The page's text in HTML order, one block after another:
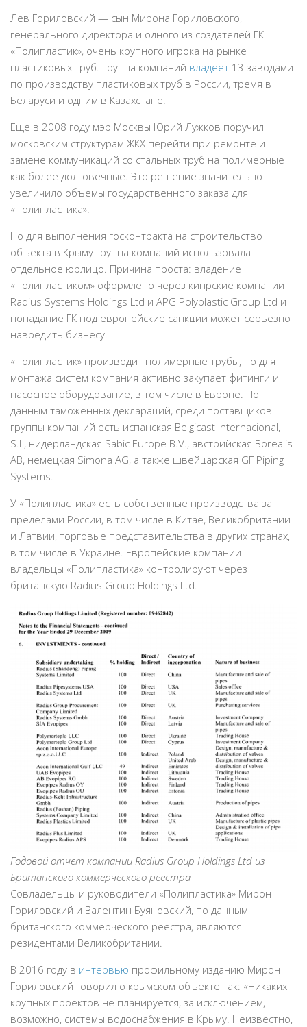
Лев Гориловский — сын Мирона Гориловского,
генерального директора и одного из создателей ГК
«Полипластик», очень крупного игрока на рынке
пластиковых труб. Группа компаний владеет 13 заводами
по производству пластиковых труб в России, тремя в
Беларуси и одним в Казахстане.
Еще в 2008 году мэр Москвы Юрий Лужков поручил
московским структурам ЖКХ перейти при ремонте и
замене коммуникаций со стальных труб на полимерные
как более долговечные. Это решение значительно
увеличило объемы государственного заказа для
«Полипластика».
Но для выполнения госконтракта на строительство
объекта в Крыму группа компаний использовала
отдельное юрлицо. Причина проста: владение
«Полипластиком» оформлено через кипрские компании
Radius Systems Holdings Ltd и APG Polyplastic Group Ltd и
попадание ГК под европейские санкции может серьезно
навредить бизнесу.
«Полипластик» производит полимерные трубы, но для
монтажа систем компания активно закупает фитинги и
насосное оборудование, в том числе в Европе. По
данным таможенных деклараций, среди поставщиков
группы компаний есть испанская Belgicast Internacional,
S.L, нидерландская Sabic Europe B.V., австрийская Borealis
AB, немецкая Simona AG, а также швейцарская GF Piping
Systems.
У «Полипластика» есть собственные производства за
пределами России, в том числе в Китае, Великобритании
и Латвии, торговые представительства в других странах,
в том числе в Украине. Европейские компании
владельцы «Полипластика» контролируют через
британскую Radius Group Holdings Ltd.
Годовой отчет компании Radius Group Holdings Ltd из
Британского коммерческого реестра
Совладельцы и руководители «Полипластика» Мирон
Гориловский и Валентин Буяновский, по данным
британского коммерческого реестра, являются
резидентами Великобритании.
В 2016 году в интервью профильному изданию Мирон
Гориловский говорил о крымском объекте так: «Никаких
крупных проектов не планируется, за исключением,
возможно, системы водоснабжения в Крыму. Неизвестно,